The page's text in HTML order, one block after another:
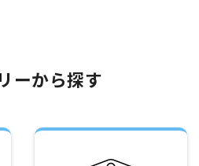
ーから探す